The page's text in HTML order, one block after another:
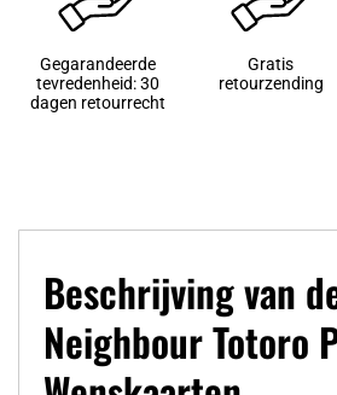
Gegarandeerde
tevredenheid: 30
dagen retourrecht
Gratis
retourzending
Beschrijving van
Neighbour Totoro